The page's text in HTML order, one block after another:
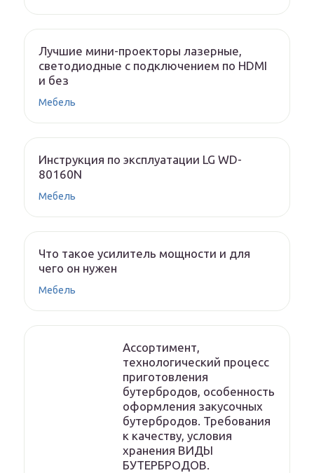
Лучшие мини-проекторы лазерные,
светодиодные с подключением по HDMI
и без
Мебель
Инструкция по эксплуатации LG WD-
80160N
Мебель
Что такое усилитель мощности и для
чего он нужен
Мебель
Ассортимент,
технологический процесс
приготовления
бутербродов, особенность
оформления закусочных
бутербродов. Требования
к качеству, условия
хранения ВИДЫ
БУТЕРБРОДОВ.